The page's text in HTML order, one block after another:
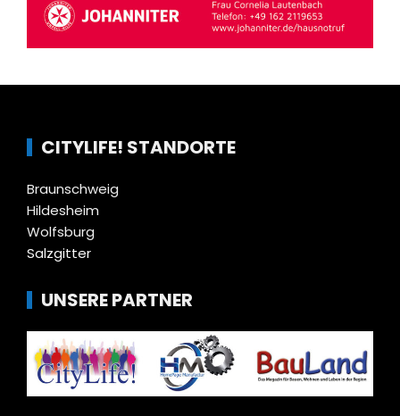
CITYLIFE! STANDORTE
Braunschweig
Hildesheim
Wolfsburg
Salzgitter
UNSERE PARTNER